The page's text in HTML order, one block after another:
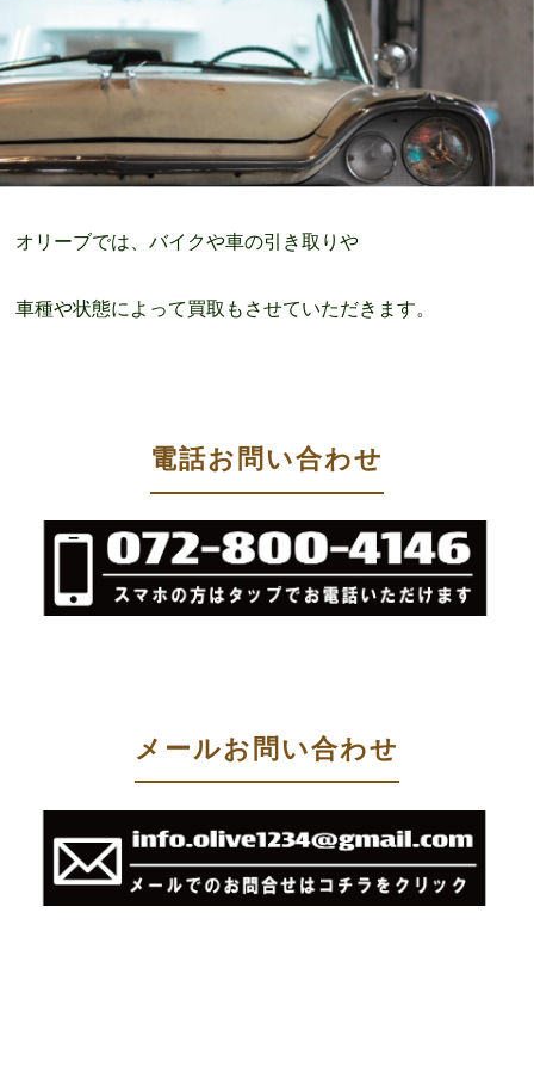
オリーブでは、バイクや車の引き取りや
車種や状態によって買取もさせていただきます。
電話お問い合わせ
メールお問い合わせ